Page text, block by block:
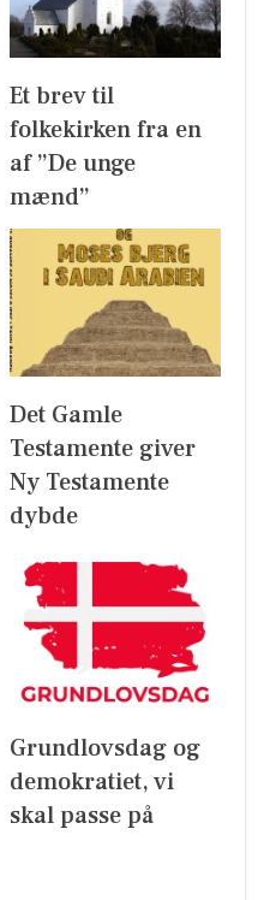
Et brev til
folkekirken fra en
af ”De unge
mænd”
Det Gamle
Testamente giver
Ny Testamente
dybde
Grundlovsdag og
demokratiet, vi
skal passe på